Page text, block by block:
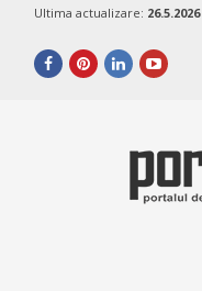
Ultima actualizare: 26.5.2026